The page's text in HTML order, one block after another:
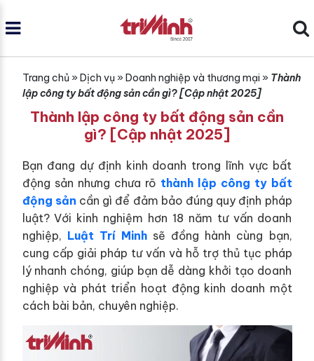
Trang chủ» Dịch vụ» Doanh nghiệp và thương mại » Thành
lập công ty bất động sản cần gì? [Cập nhật 2025]
Thành lập công ty bất động sản cần
gì? [Cập nhật 2025]
Bạn đang dự định kinh doanh trong lĩnh vực bất
động sản nhưng chưa rõ thành lập công ty bất
động sản cần gì để đảm bảo đúng quy định pháp
luật? Với kinh nghiệm hơn 18 năm tư vấn doanh
nghiệp, Luật Trí Minhsẽ đồng hành cùng bạn,
cung cấp giải pháp tư vấn và hỗ trợ thủ tục pháp
lý nhanh chóng, giúp bạn dễ dàng khởi tạo doanh
nghiệp và phát triển hoạt động kinh doanh một
cách bài bản, chuyên nghiệp.